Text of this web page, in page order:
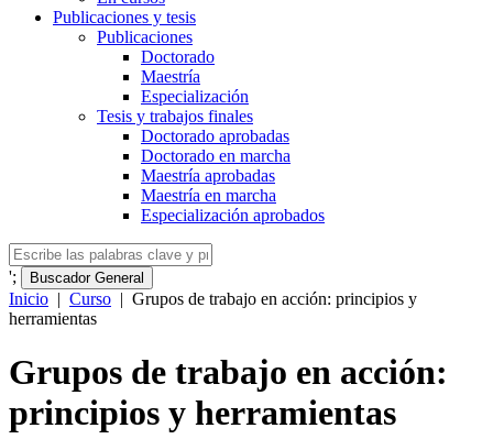
Publicaciones y tesis
Publicaciones
Doctorado
Maestría
Especialización
Tesis y trabajos finales
Doctorado aprobadas
Doctorado en marcha
Maestría aprobadas
Maestría en marcha
Especialización aprobados
'; Buscador General
Inicio | Curso | Grupos de trabajo en acción: principios y
herramientas
Grupos de trabajo en acción:
principios y herramientas